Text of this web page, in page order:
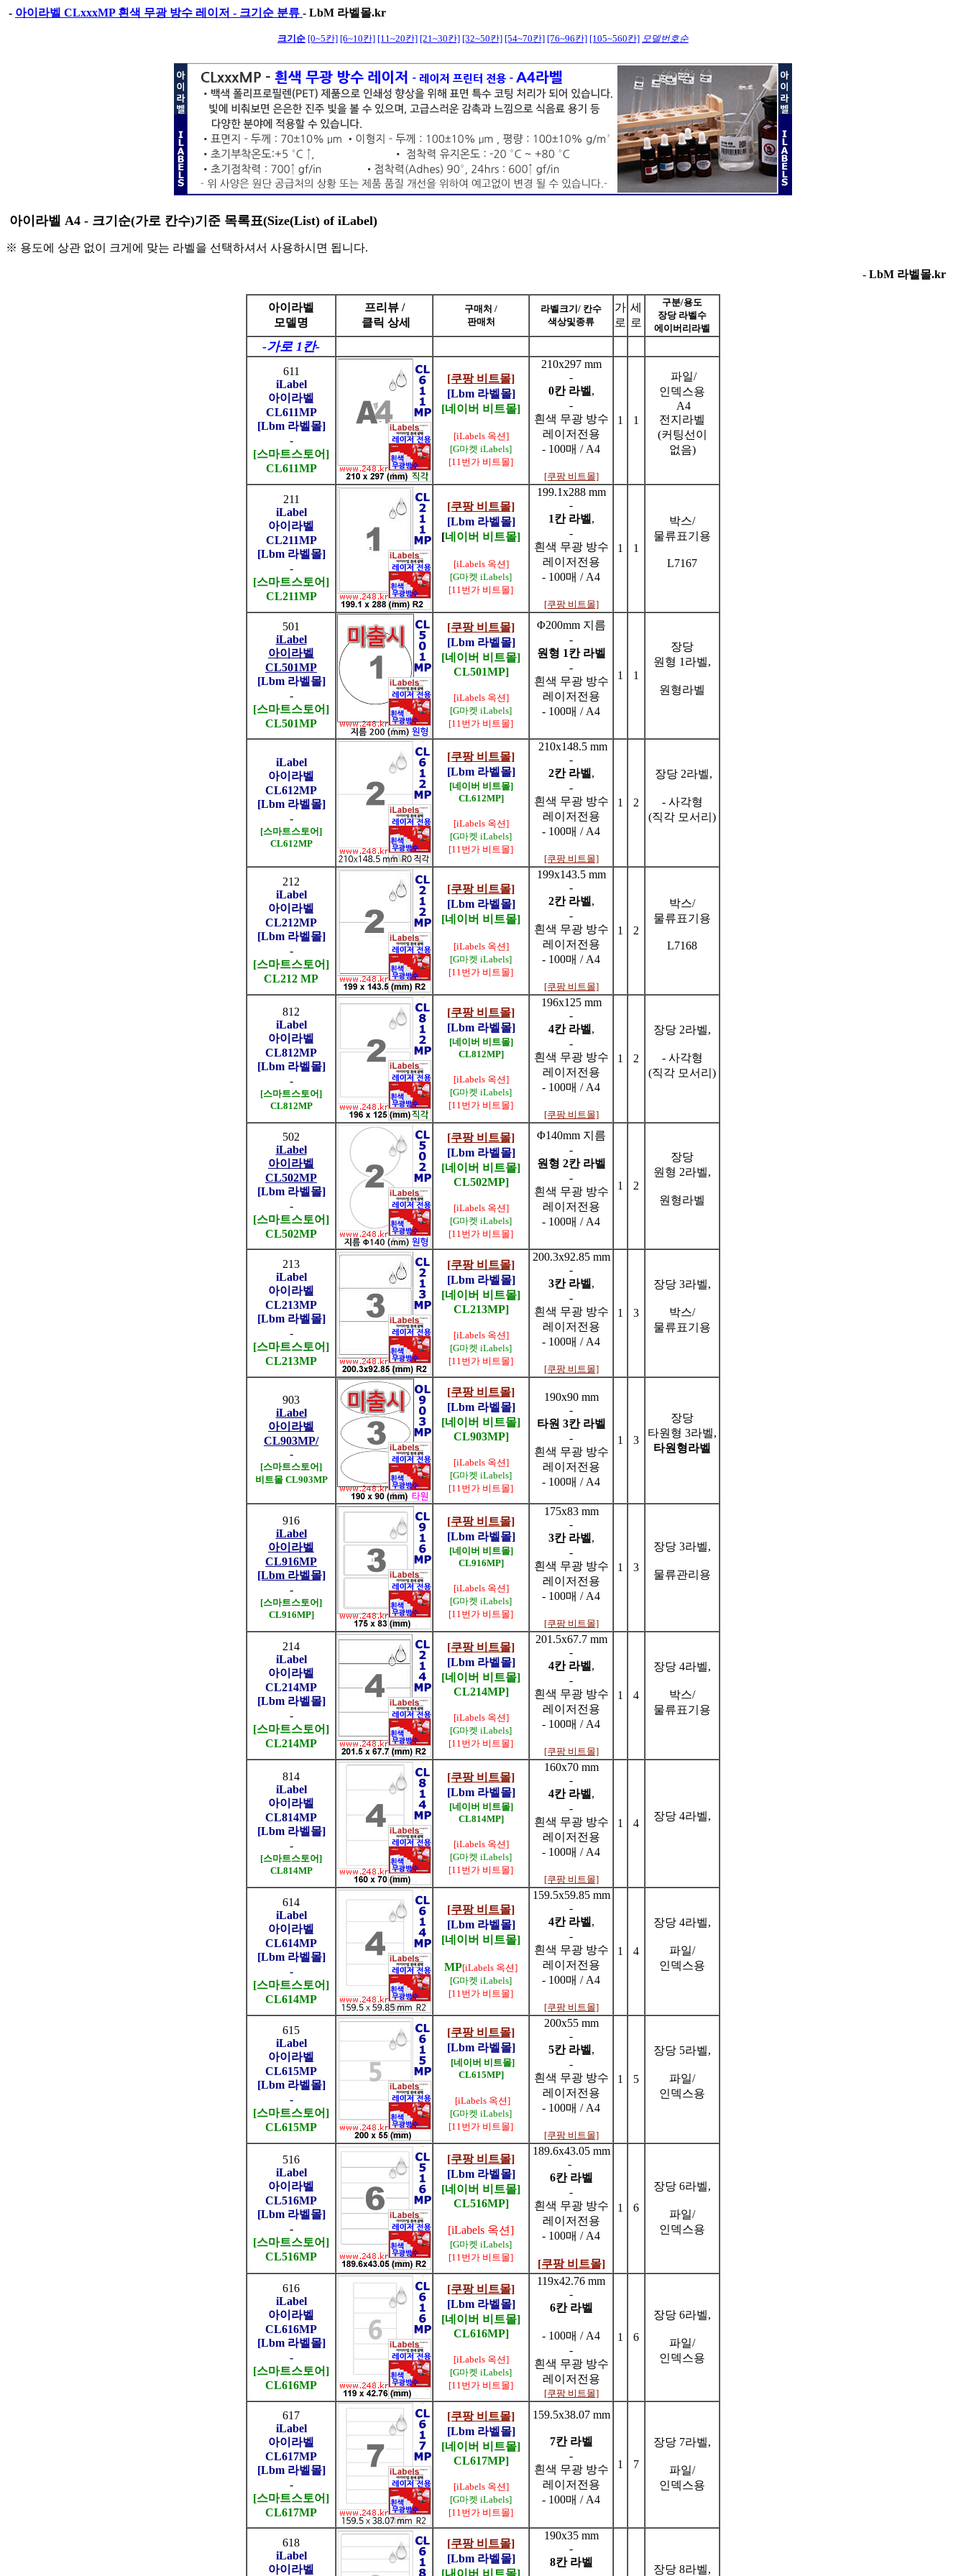
- 아이라벨 CLxxxMP 흰색 무광 방수 레이저 - 크기순 분류 - LbM 라벨몰.kr
크기순 [0~5칸] [6~10칸] [11~20칸] [21~30칸] [32~50칸] [54~70칸] [76~96칸] [105~560칸] 모델번호순
아이라벨 A4 - 크기순(가로 칸수)기준 목록표(Size(List) of iLabel)
※ 용도에 상관 없이 크게에 맞는 라벨을 선택하셔서 사용하시면 됩니다.
- LbM 라벨몰.kr
아이라벨
모델명
프리뷰 /
클릭 상세
구매처 /
판매처
라벨크기/ 칸수
색상및종류
가
로
세
로
구분/용도
장당 라벨수
에이버리라벨
-가로 1칸-
611
iLabel
아이라벨
CL611MP
[Lbm 라벨몰]
-
[스마트스토어]
CL611MP
[쿠팡 비트몰]
[Lbm 라벨몰]
[네이버 비트몰]
[iLabels 옥션]
[G마켓 iLabels]
[11번가 비트몰]
210x297 mm
-
0칸 라벨 ,
-
흰색 무광 방수
레이저전용
- 100매 / A4
[쿠팡 비트몰]
1 1
파일/
인덱스용
A4
전지라벨
(커팅선이
없음)
211
iLabel
아이라벨
CL211MP
[Lbm 라벨몰]
-
[스마트스토어]
CL211MP
[쿠팡 비트몰]
[Lbm 라벨몰]
[네이버 비트몰]
[iLabels 옥션]
[G마켓 iLabels]
[11번가 비트몰]
199.1x288 mm
-
1칸 라벨 ,
-
흰색 무광 방수
레이저전용
- 100매 / A4
[쿠팡 비트몰]
1 1
박스/
물류표기용
L7167
501
iLabel
아이라벨
CL501MP
[Lbm 라벨몰]
-
[스마트스토어]
CL501MP
[쿠팡 비트몰]
[Lbm 라벨몰]
[네이버 비트몰]
CL501MP]
[iLabels 옥션]
[G마켓 iLabels]
[11번가 비트몰]
Φ200mm 지름
-
원형 1칸 라벨
-
흰색 무광 방수
레이저전용
- 100매 / A4
1 1
장당
원형 1라벨,
원형라벨
iLabel
아이라벨
CL612MP
[Lbm 라벨몰]
-
[스마트스토어]
CL612MP
[쿠팡 비트몰]
[Lbm 라벨몰]
[네이버 비트몰]
CL612MP]
[iLabels 옥션]
[G마켓 iLabels]
[11번가 비트몰]
210x148.5 mm
-
2칸 라벨 ,
-
흰색 무광 방수
레이저전용
- 100매 / A4
[쿠팡 비트몰]
1 2
장당 2라벨,
- 사각형
(직각 모서리)
212
iLabel
아이라벨
CL212MP
[Lbm 라벨몰]
-
[스마트스토어]
CL212 MP
[쿠팡 비트몰]
[Lbm 라벨몰]
[네이버 비트몰]
[iLabels 옥션]
[G마켓 iLabels]
[11번가 비트몰]
199x143.5 mm
-
2칸 라벨 ,
-
흰색 무광 방수
레이저전용
- 100매 / A4
[쿠팡 비트몰]
1 2
박스/
물류표기용
L7168
812
iLabel
아이라벨
CL812MP
[Lbm 라벨몰]
-
[스마트스토어]
CL812MP
[쿠팡 비트몰]
[Lbm 라벨몰]
[네이버 비트몰]
CL812MP]
[iLabels 옥션]
[G마켓 iLabels]
[11번가 비트몰]
196x125 mm
-
4칸 라벨 ,
-
흰색 무광 방수
레이저전용
- 100매 / A4
[쿠팡 비트몰]
1 2
장당 2라벨,
- 사각형
(직각 모서리)
502
iLabel
아이라벨
CL502MP
[Lbm 라벨몰]
-
[스마트스토어]
CL502MP
[쿠팡 비트몰]
[Lbm 라벨몰]
[네이버 비트몰]
CL502MP]
[iLabels 옥션]
[G마켓 iLabels]
[11번가 비트몰]
Φ140mm 지름
-
원형 2칸 라벨
-
흰색 무광 방수
레이저전용
- 100매 / A4
1 2
장당
원형 2라벨,
원형라벨
213
iLabel
아이라벨
CL213MP
[Lbm 라벨몰]
-
[스마트스토어]
CL213MP
[쿠팡 비트몰]
[Lbm 라벨몰]
[네이버 비트몰]
CL213MP]
[iLabels 옥션]
[G마켓 iLabels]
[11번가 비트몰]
200.3x92.85 mm
-
3칸 라벨 ,
-
흰색 무광 방수
레이저전용
- 100매 / A4
[쿠팡 비트몰]
1 3
장당 3라벨,
박스/
물류표기용
903
iLabel
아이라벨
CL903MP/
-
[스마트스토어]
비트몰 CL903MP
[쿠팡 비트몰]
[Lbm 라벨몰]
[네이버 비트몰]
CL903MP]
[iLabels 옥션]
[G마켓 iLabels]
[11번가 비트몰]
190x90 mm
-
타원 3칸 라벨
-
흰색 무광 방수
레이저전용
- 100매 / A4
1 3
장당
타원형 3라벨,
타원형라벨
916
iLabel
아이라벨
CL916MP
[Lbm 라벨몰]
-
[스마트스토어]
CL916MP]
[쿠팡 비트몰]
[Lbm 라벨몰]
[네이버 비트몰]
CL916MP]
[iLabels 옥션]
[G마켓 iLabels]
[11번가 비트몰]
175x83 mm
-
3칸 라벨 ,
-
흰색 무광 방수
레이저전용
- 100매 / A4
[쿠팡 비트몰]
1 3
장당 3라벨,
물류관리용
214
iLabel
아이라벨
CL214MP
[Lbm 라벨몰]
-
[스마트스토어]
CL214MP
[쿠팡 비트몰]
[Lbm 라벨몰]
[네이버 비트몰]
CL214MP]
[iLabels 옥션]
[G마켓 iLabels]
[11번가 비트몰]
201.5x67.7 mm
-
4칸 라벨 ,
-
흰색 무광 방수
레이저전용
- 100매 / A4
[쿠팡 비트몰]
1 4
장당 4라벨,
박스/
물류표기용
814
iLabel
아이라벨
CL814MP
[Lbm 라벨몰]
-
[스마트스토어]
CL814MP
[쿠팡 비트몰]
[Lbm 라벨몰]
[네이버 비트몰]
CL814MP]
[iLabels 옥션]
[G마켓 iLabels]
[11번가 비트몰]
160x70 mm
-
4칸 라벨 ,
-
흰색 무광 방수
레이저전용
- 100매 / A4
[쿠팡 비트몰]
1 4
장당 4라벨,
614
iLabel
아이라벨
CL614MP
[Lbm 라벨몰]
-
[스마트스토어]
CL614MP
[쿠팡 비트몰]
[Lbm 라벨몰]
[네이버 비트몰]
MP[iLabels 옥션]
[G마켓 iLabels]
[11번가 비트몰]
159.5x59.85 mm
-
4칸 라벨 ,
-
흰색 무광 방수
레이저전용
- 100매 / A4
[쿠팡 비트몰]
1 4
장당 4라벨,
파일/
인덱스용
615
iLabel
아이라벨
CL615MP
[Lbm 라벨몰]
-
[스마트스토어]
CL615MP
[쿠팡 비트몰]
[Lbm 라벨몰]
[네이버 비트몰]
CL615MP]
[iLabels 옥션]
[G마켓 iLabels]
[11번가 비트몰]
200x55 mm
-
5칸 라벨 ,
-
흰색 무광 방수
레이저전용
- 100매 / A4
[쿠팡 비트몰]
1 5
장당 5라벨,
파일/
인덱스용
516
iLabel
아이라벨
CL516MP
[Lbm 라벨몰]
-
[스마트스토어]
CL516MP
[쿠팡 비트몰]
[Lbm 라벨몰]
[네이버 비트몰]
CL516MP]
[iLabels 옥션]
[G마켓 iLabels]
[11번가 비트몰]
189.6x43.05 mm
-
6칸 라벨
-
흰색 무광 방수
레이저전용
- 100매 / A4
[쿠팡 비트몰]
1 6
장당 6라벨,
파일/
인덱스용
616
iLabel
아이라벨
CL616MP
[Lbm 라벨몰]
-
[스마트스토어]
CL616MP
[쿠팡 비트몰]
[Lbm 라벨몰]
[네이버 비트몰]
CL616MP]
[iLabels 옥션]
[G마켓 iLabels]
[11번가 비트몰]
119x42.76 mm
-
6칸 라벨
- 100매 / A4
-
흰색 무광 방수
레이저전용
[쿠팡 비트몰]
1 6
장당 6라벨,
파일/
인덱스용
617
iLabel
아이라벨
CL617MP
[Lbm 라벨몰]
-
[스마트스토어]
CL617MP
[쿠팡 비트몰]
[Lbm 라벨몰]
[네이버 비트몰]
CL617MP]
[iLabels 옥션]
[G마켓 iLabels]
[11번가 비트몰]
159.5x38.07 mm
7칸 라벨
-
흰색 무광 방수
레이저전용
- 100매 / A4
1 7
장당 7라벨,
파일/
인덱스용
618
iLabel
아이라벨
[쿠팡 비트몰]
[Lbm 라벨몰]
[내이버 비트몰]
190x35 mm
-
8칸 라벨
장당 8라벨,